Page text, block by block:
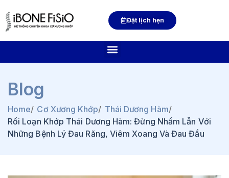
Đặt lịch hẹn
Blog
Home/ Cơ Xương Khớp/ Thái Dương Hàm/
Rối Loạn Khớp Thái Dương Hàm: Đừng Nhầm Lẫn Với
Những Bệnh Lý Đau Răng, Viêm Xoang Và Đau Đầu